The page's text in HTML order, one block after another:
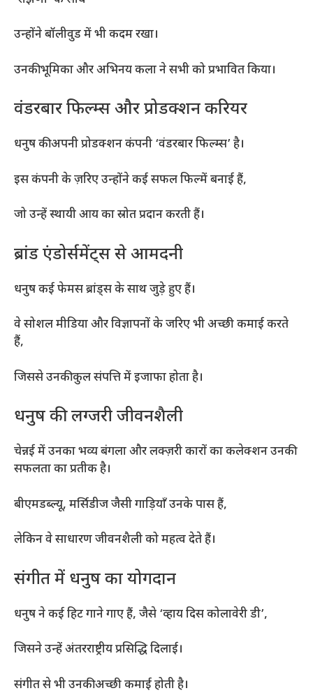
उन्होंने बॉलीवुड में भी कदम रखा।
उनकी भूमिका और अभिनय कला ने सभी को प्रभावित किया।
वंडरबार फिल्म्स और प्रोडक्शन करियर
धनुष की अपनी प्रोडक्शन कंपनी ‘वंडरबार फिल्म्स’ है।
इस कंपनी के ज़रिए उन्होंने कई सफल फिल्में बनाई हैं,
जो उन्हें स्थायी आय का स्रोत प्रदान करती हैं।
ब्रांड एंडोर्समेंट्स से आमदनी
धनुष कई फेमस ब्रांड्स के साथ जुड़े हुए हैं।
वे सोशल मीडिया और विज्ञापनों के जरिए भी अच्छी कमाई करते
हैं,
जिससे उनकी कुल संपत्ति में इजाफा होता है।
धनुष की लग्जरी जीवनशैली
चेन्नई में उनका भव्य बंगला और लक्ज़री कारों का कलेक्शन उनकी
सफलता का प्रतीक है।
बीएमडब्ल्यू, मर्सिडीज जैसी गाड़ियाँ उनके पास हैं,
लेकिन वे साधारण जीवनशैली को महत्व देते हैं।
संगीत में धनुष का योगदान
धनुष ने कई हिट गाने गाए हैं, जैसे ‘व्हाय दिस कोलावेरी डी’,
जिसने उन्हें अंतरराष्ट्रीय प्रसिद्धि दिलाई।
संगीत से भी उनकी अच्छी कमाई होती है।